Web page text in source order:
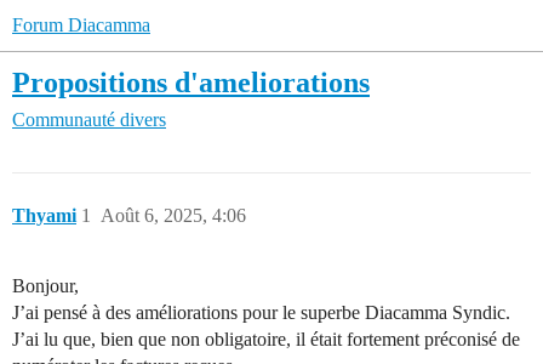
Forum Diacamma
Propositions d'ameliorations
Communauté divers
Thyami Août 6, 2025, 4:06
1
Bonjour,
J’ai pensé à des améliorations pour le superbe Diacamma Syndic.
J’ai lu que, bien que non obligatoire, il était fortement préconisé de